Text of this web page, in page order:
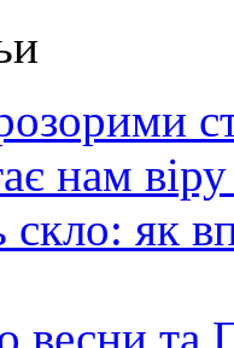
нам віру
скло: як
весни та